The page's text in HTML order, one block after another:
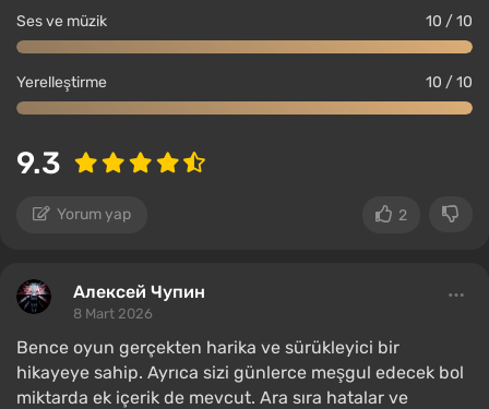
Ses ve müzik 10 / 10
Yerelleştirme 10 / 10
9.3
Yorum yap 2
Алексей Чупин
8 Mart 2026
Bence oyun gerçekten harika ve sürükleyici bir
hikayeye sahip. Ayrıca sizi günlerce meşgul edecek bol
miktarda ek içerik de mevcut. Ara sıra hatalar ve